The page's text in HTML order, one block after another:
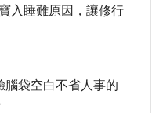
入睡難原因，讓修行
腦袋空白不省人事的